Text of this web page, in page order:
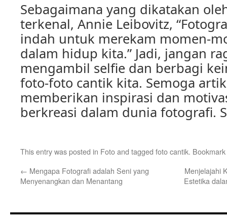
Sebagaimana yang dikatakan
terkenal, Annie Leibovitz,
indah untuk merekam momen-
dalam hidup kita.” Jadi, jangan
mengambil selfie dan berbagi
foto-foto cantik kita. Semoga
memberikan inspirasi dan
berkreasi dalam dunia fotografi.
This entry was posted in Fotoand tagged foto cantik.
← Mengapa Fotografi adalah Seni yang
Menyenangkan dan Menantang
Menjelajahi
Estetika